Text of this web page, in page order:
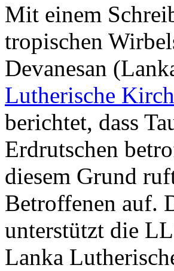
Mit einem
tropischen
Devanesan
Lutherische
berichtet, dass
Erdrutschen
diesem Grund
Betroffenen auf.
unterstützt die
Lanka